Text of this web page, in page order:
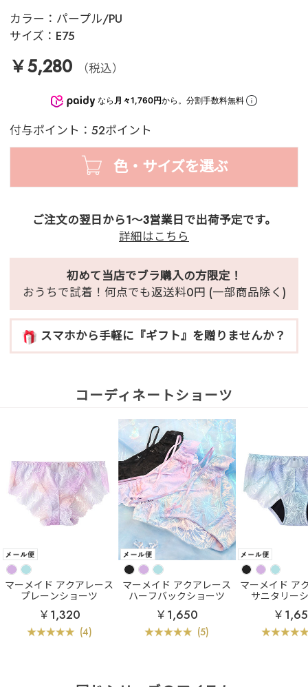
カラー： パープル/PU
サイズ： E75
￥5,280 （税込）
なら 月々1,760円から。分割手数料無料
付与ポイント：52ポイント
色・サイズを選ぶ
ご注文の翌日から1～3営業日で出荷予定です。
詳細はこちら
初めて当店でブラ購入の方限定！
おうちで試着！何点でも返送料0円 (一部商品除く)
スマホから手軽に『ギフト』を贈りませんか？
コーディネートショーツ
マーメイド アクアレース
プレーンショーツ
￥1,320
(4)
マーメイド アクアレース
ハーフバックショーツ
￥1,650
(5)
マーメイド ア
サニタリー
￥